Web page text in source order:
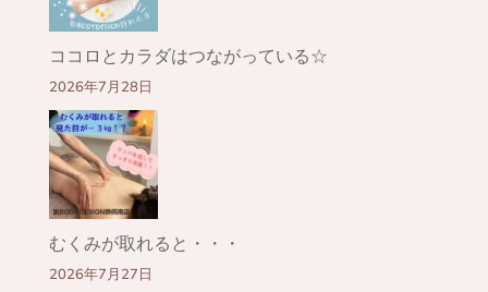
ココロとカラダはつながっている☆
2026年7月28日
むくみが取れると・・・
2026年7月27日